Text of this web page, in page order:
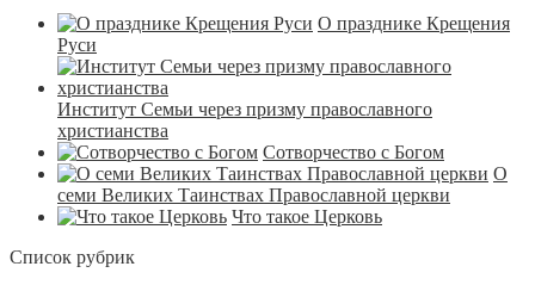
О празднике Крещения
Руси
Институт Семьи через призму православного
христианства
Сотворчество с Богом
О
семи Великих Таинствах Православной церкви
Что такое Церковь
Список рубрик